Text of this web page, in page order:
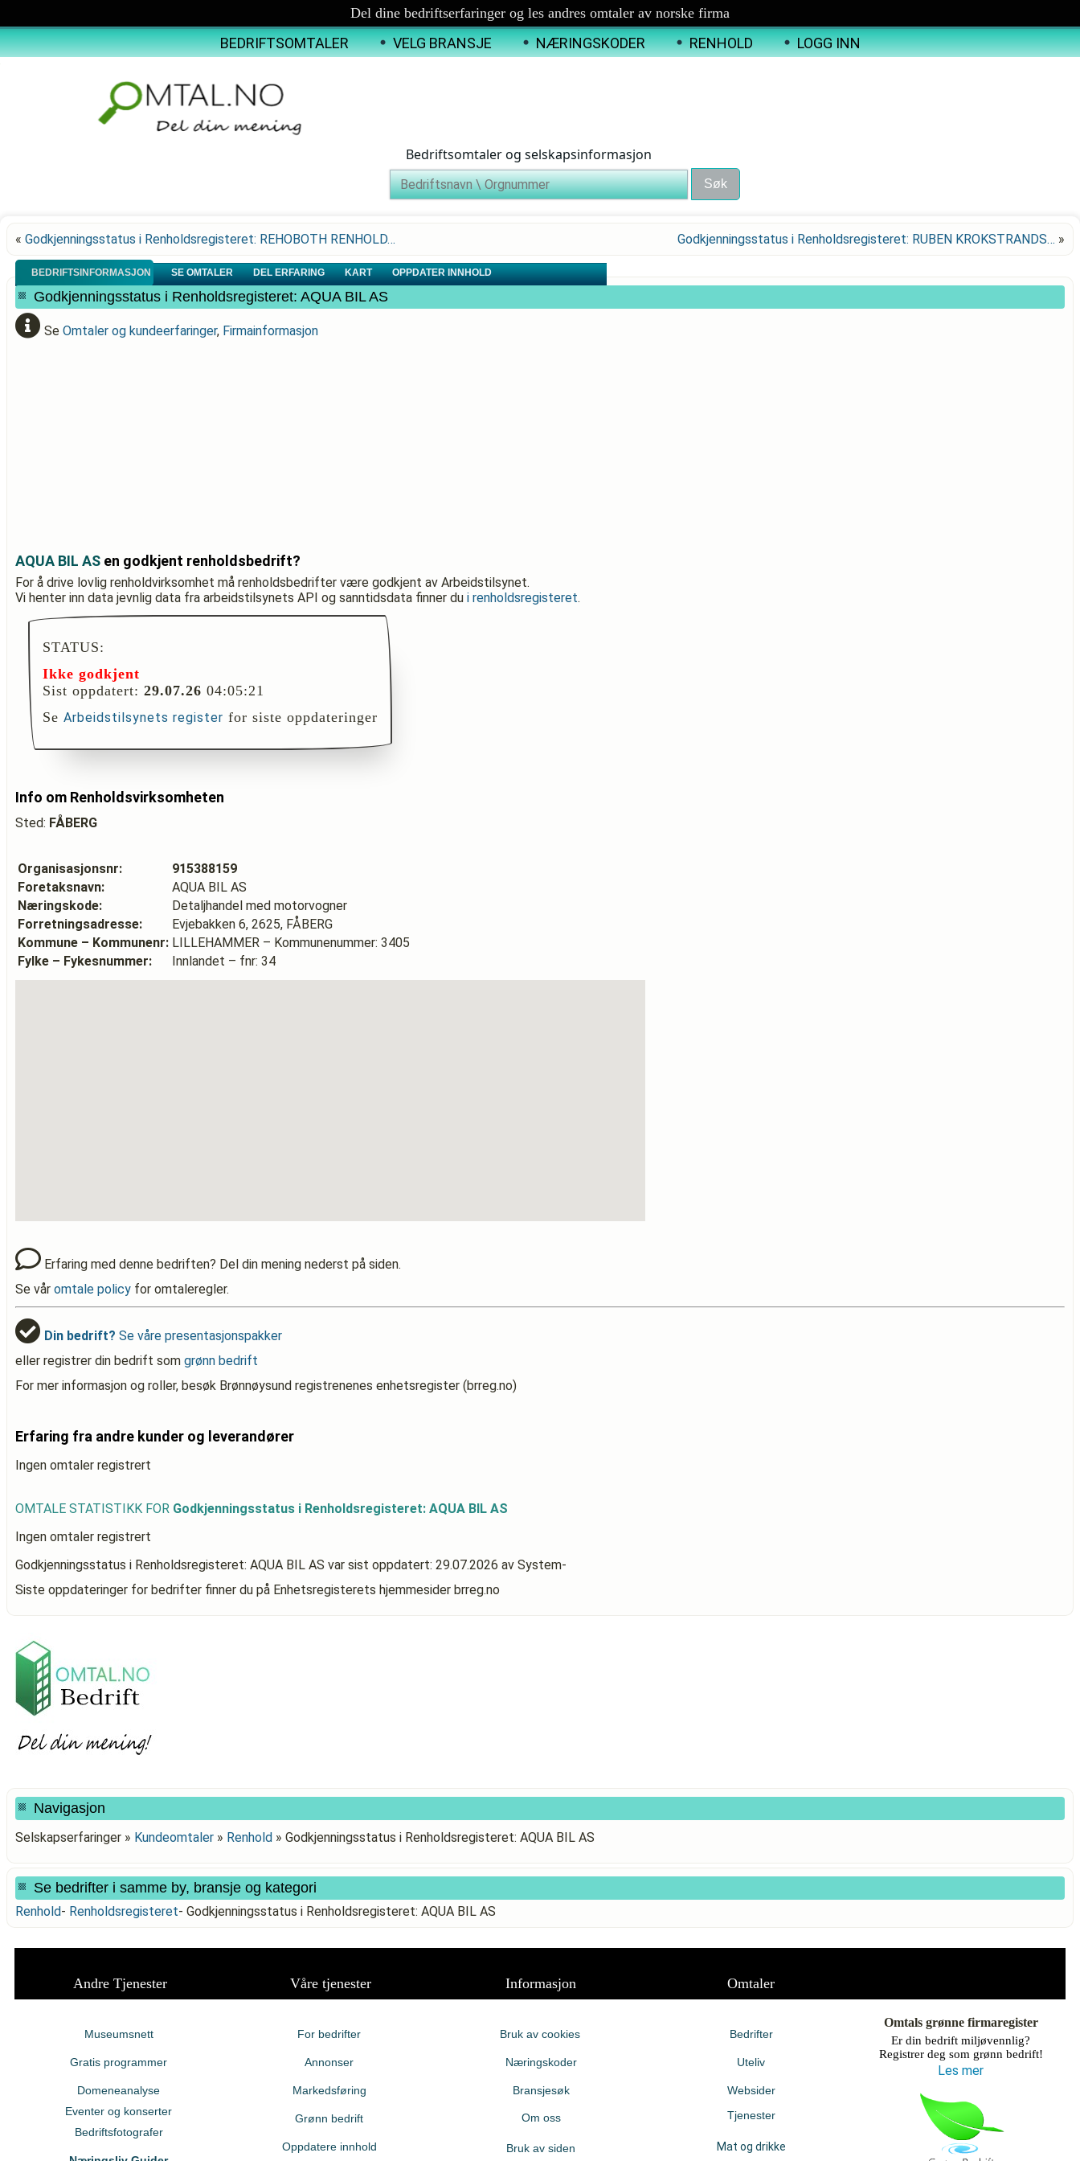
Del dine bedriftserfaringer og les andres omtaler av norske firma
BEDRIFTSOMTALER VELG BRANSJE NÆRINGSKODER RENHOLD LOGG INN
Bedriftsomtaler og selskapsinformasjon
« Godkjenningsstatus i Renholdsregisteret: REHOBOTH RENHOLD… Godkjenningsstatus i Renholdsregisteret: RUBEN KROKSTRANDS… »
BEDRIFTSINFORMASJON SE OMTALER DEL ERFARING KART OPPDATER INNHOLD
Godkjenningsstatus i Renholdsregisteret: AQUA BIL AS
Se Omtaler og kundeerfaringer, Firmainformasjon
AQUA BIL AS en godkjent renholdsbedrift?
For å drive lovlig renholdvirksomhet må renholdsbedrifter være godkjent av Arbeidstilsynet.
Vi henter inn data jevnlig data fra arbeidstilsynets API og sanntidsdata finner du i renholdsregisteret.
STATUS:
Ikke godkjent
Sist oppdatert: 29.07.26 04:05:21
Se Arbeidstilsynets register for siste oppdateringer
Info om Renholdsvirksomheten
Sted: FÅBERG
Organisasjonsnr:
915388159
Foretaksnavn:
AQUA BIL AS
Næringskode:
Detaljhandel med motorvogner
Forretningsadresse:
Evjebakken 6, 2625, FÅBERG
Kommune – Kommunenr: LILLEHAMMER – Kommunenummer: 3405
Fylke – Fykesnummer:
Innlandet – fnr: 34
Erfaring med denne bedriften? Del din mening nederst på siden.
Se vår omtale policy for omtaleregler.
Din bedrift? Se våre presentasjonspakker
eller registrer din bedrift som grønn bedrift
For mer informasjon og roller, besøk Brønnøysund registrenenes enhetsregister (brreg.no)
Erfaring fra andre kunder og leverandører
Ingen omtaler registrert
OMTALE STATISTIKK FOR Godkjenningsstatus i Renholdsregisteret: AQUA BIL AS
Ingen omtaler registrert
Godkjenningsstatus i Renholdsregisteret: AQUA BIL AS var sist oppdatert: 29.07.2026 av System-
Siste oppdateringer for bedrifter finner du på Enhetsregisterets hjemmesider brreg.no
Navigasjon
Selskapserfaringer » Kundeomtaler » Renhold » Godkjenningsstatus i Renholdsregisteret: AQUA BIL AS
Se bedrifter i samme by, bransje og kategori
Renhold- Renholdsregisteret- Godkjenningsstatus i Renholdsregisteret: AQUA BIL AS
Andre Tjenester Våre tjenester Informasjon Omtaler
Museumsnett
Gratis programmer
Domeneanalyse
Eventer og konserter
Bedriftsfotografer
For bedrifter
Annonser
Markedsføring
Grønn bedrift
Oppdatere innhold
Bruk av cookies
Næringskoder
Bransjesøk
Om oss
Bruk av siden
Bedrifter
Uteliv
Websider
Tjenester
Mat og drikke
Omtals grønne firmaregister
Er din bedrift miljøvennlig?
Registrer deg som grønn bedrift!
Les mer